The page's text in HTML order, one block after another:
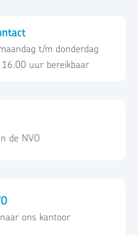
t/m donderdag
uur bereikbaar
de NVO
ons kantoor